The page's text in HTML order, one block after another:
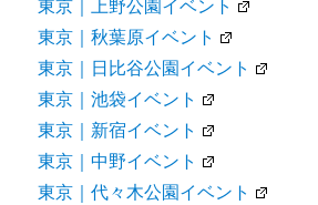
東京｜上野公園イベント
東京｜秋葉原イベント
東京｜日比谷公園イベント
東京｜池袋イベント
東京｜新宿イベント
東京｜中野イベント
東京｜代々木公園イベント